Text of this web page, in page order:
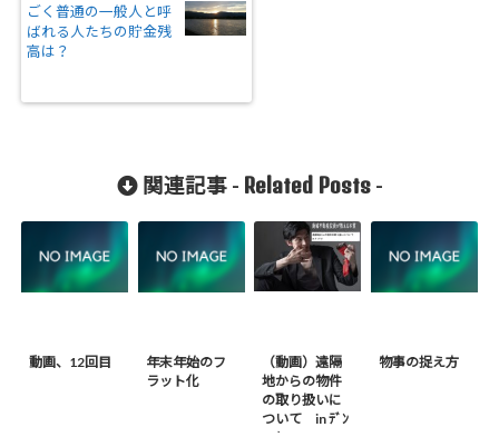
ごく普通の一般人と呼
ばれる人たちの貯金残
高は？
関連記事 - Related Posts-
動画、12回目
年末年始のフ
ラット化
（動画）遠隔
地からの物件
の取り扱いに
ついて in ﾃﾞﾝ
ﾏｰｸ
物事の捉え方